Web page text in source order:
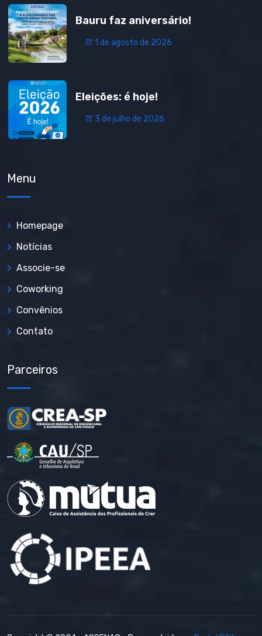
Bauru faz aniversário!
1 de agosto de 2026
Eleições: é hoje!
3 de julho de 2026
Menu
Homepage
Notícias
Associe-se
Coworking
Convênios
Contato
Parceiros